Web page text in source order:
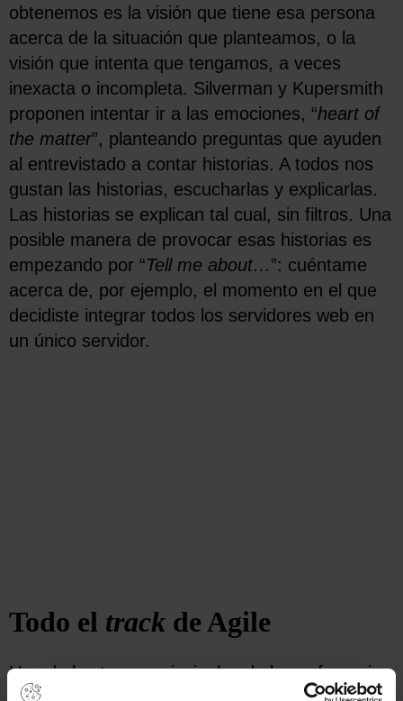
obtenemos es la visión que tiene esa persona
acerca de la situación que planteamos, o la
visión que intenta que tengamos, a veces
inexacta o incompleta. Silverman y Kupersmith
proponen intentar ir a las emociones, “heart of
the matter”, planteando preguntas que ayuden
al entrevistado a contar historias. A todos nos
gustan las historias, escucharlas y explicarlas.
Las historias se explican tal cual, sin filtros. Una
posible manera de provocar esas historias es
empezando por “Tell me about…”: cuéntame
acerca de, por ejemplo, el momento en el que
decidiste integrar todos los servidores web en
un único servidor.
Todo el track de Agile
Uno de los temas principales de la conferencia
fue acerca de Agile Business Analysis, cómo